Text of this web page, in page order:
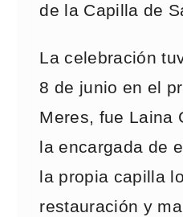
de la Capilla de
La celebración
8 de junio en el
Meres, fue Laina
la encargada de
la propia capilla
restauración y